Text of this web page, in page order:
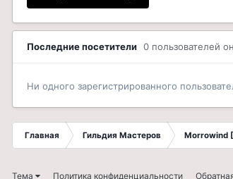
Последние посетители 0 пользователей
Ни одного зарегистрированного
Главная Гильдия Мастеров Morrowind
Тема Политика конфиденциальности